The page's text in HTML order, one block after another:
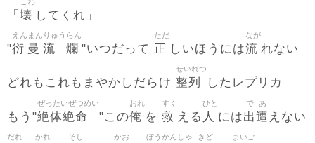
「 壊 してくれ」
"衍
えん
曼
まん
流
りゅう
爛
らん
"いつだって 正
ただ
しいほうには流
なが
れない
どれもこれもまやかしだらけ 整列
せいれつ
したレプリカ
もう"絶体絶命
ぜったいぜつめい
"この俺
おれ
を 救
すく
える 人
ひと
には出
で
遭
あ
えない
だれ かれ そし かお ぼうかんしゃ きど まいご